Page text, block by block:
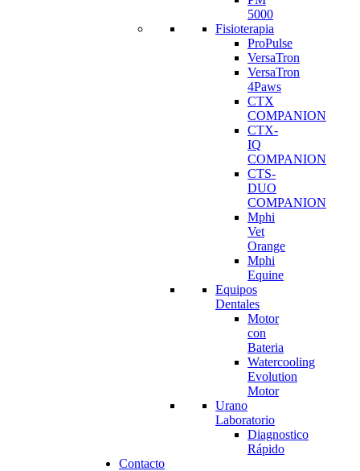
5000
Fisioterapia
ProPulse
VersaTron
VersaTron
4Paws
CTX
COMPANION
CTX-
IQ
COMPANION
CTS-
DUO
COMPANION
Mphi
Vet
Orange
Mphi
Equine
Equipos
Dentales
Motor
con
Bateria
Watercooling
Evolution
Motor
Urano
Laboratorio
Diagnostico
Rápido
Contacto